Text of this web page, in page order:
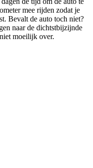
mee rijden zodat je
Bevalt de auto toch niet?
naar de dichtstbijzijnde
moeilijk over.